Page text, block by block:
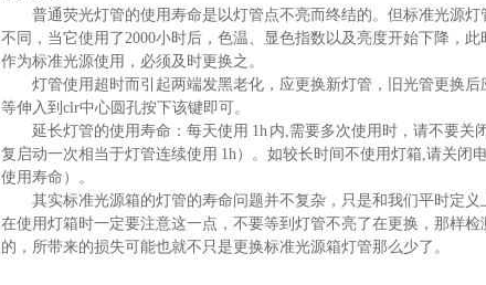
普通荧光灯管的使用寿命是以灯管点不亮而终结的。但标准光
不同，当它使用了2000小时后，色温、显色指数以及亮度开始下降，此
作为标准光源使用，必须及时更换之。
灯管使用超时而引起两端发黑老化，应更换新灯管，旧光管更换
等伸入到 clr中心圆孔按下该键即可。
延长灯管的使用寿命：每天使用 1h 内,需要多次使用时，请不要关
复启动一次相当于灯管连续使用 1h）。如较长时间不使用灯箱,请关闭
使用寿命）。
其实标准光源箱的灯管的寿命问题并不复杂，只是和我们平时定
在使用灯箱时一定要注意这一点，不要等到灯管不亮了在更换，那样检测出
的，所带来的损失可能也就不只是更换标准光源箱灯管那么少了。